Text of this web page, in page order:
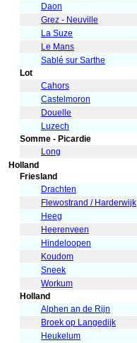
Daon
Grez - Neuville
La Suze
Le Mans
Sablé sur Sarthe
Lot
Cahors
Castelmoron
Douelle
Luzech
Somme - Picardie
Long
Holland
Friesland
Drachten
Flewostrand / Harderwijk
Heeg
Heerenveen
Hindeloopen
Koudom
Sneek
Workum
Holland
Alphen an de Rijn
Broek op Langedijk
Heukelum